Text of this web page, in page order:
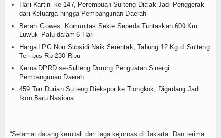
Hari Kartini ke-147, Perempuan Sulteng Diajak Jadi Penggerak
dari Keluarga hingga Pembangunan Daerah
Berani Gowes, Komunitas Sekte Sepeda Tuntaskan 600 Km
Luwuk–Palu dalam 6 Hari
Harga LPG Non Subsidi Naik Serentak, Tabung 12 Kg di Sulteng
Tembus Rp 230 Ribu
Ketua DPRD se-Sulteng Dorong Penguatan Sinergi
Pembangunan Daerah
459 Ton Durian Sulteng Diekspor ke Tiongkok, Digadang Jadi
Ikon Baru Nasional
“Selamat datang kembali dari laga kejurnas di Jakarta. Dan terima